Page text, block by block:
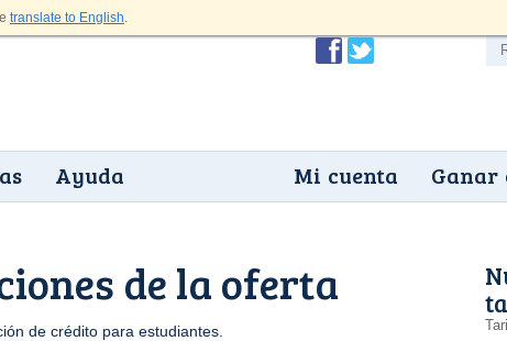
translate to English.
Ayuda Mi cuenta
de la oferta
de crédito para estudiantes.